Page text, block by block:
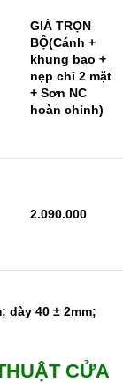
GIÁ TRỌN
BỘ(Cánh +
khung bao +
nẹp chỉ 2 mặt
+ Sơn NC
hoàn chỉnh)
2.090.000
dày 40 ± 2mm;
CỬA